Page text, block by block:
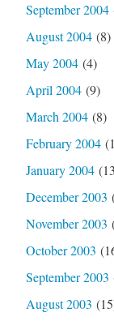
September 2004
August 2004(8)
May 2004(4)
April 2004(9)
March 2004(8)
February 2004
January 2004
December 2003
November 2003
October 2003
September 2003
August 2003